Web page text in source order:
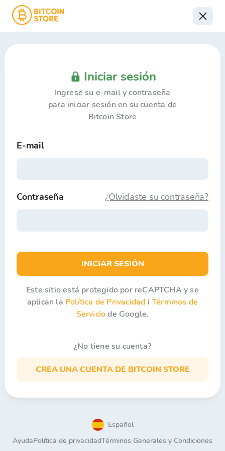
Iniciar sesión
Ingrese su e-mail y contraseña
para iniciar sesión en su cuenta de
Bitcoin Store
E-mail
¿Olvidaste su contraseña?
Contraseña
INICIAR SESIÓN
Este sitio está protegido por reCAPTCHA y se
aplican la Política de Privacidad i Términos de
Serviciode Google.
¿No tiene su cuenta?
CREA UNA CUENTA DE BITCOIN STORE
Español
AyudaPolítica de privacidadTérminos Generales y Condiciones